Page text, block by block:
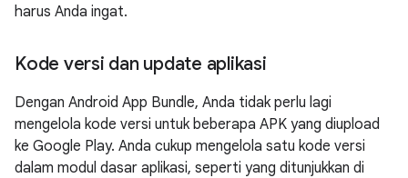
harus Anda ingat.
Kode versi dan update aplikasi
Dengan Android App Bundle, Anda tidak perlu lagi
mengelola kode versi untuk beberapa APK yang diupload
ke Google Play. Anda cukup mengelola satu kode versi
dalam modul dasar aplikasi, seperti yang ditunjukkan di